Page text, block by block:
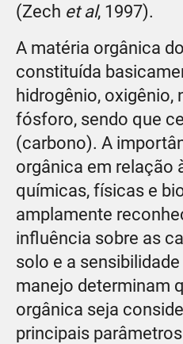
(Zech et al, 1997).
A matéria orgânica
constituída
hidrogênio, oxigênio,
fósforo, sendo que
(carbono). A
orgânica em relação
químicas, físicas e
amplamente
influência sobre as
solo e a
manejo determinam
orgânica seja
principais